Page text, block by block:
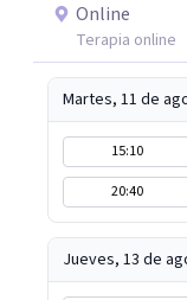
Online
Terapia online
Martes, 11 de
15:10
20:40
Jueves, 13 de